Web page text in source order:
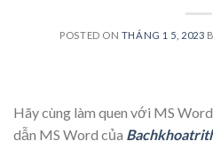
POSTED ON THÁNG 1 5, 2023
Hãy cùng làm quen với MS
dẫn MS Word của